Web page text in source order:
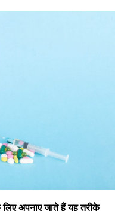
अपनाए जाते हैं यह तरीके